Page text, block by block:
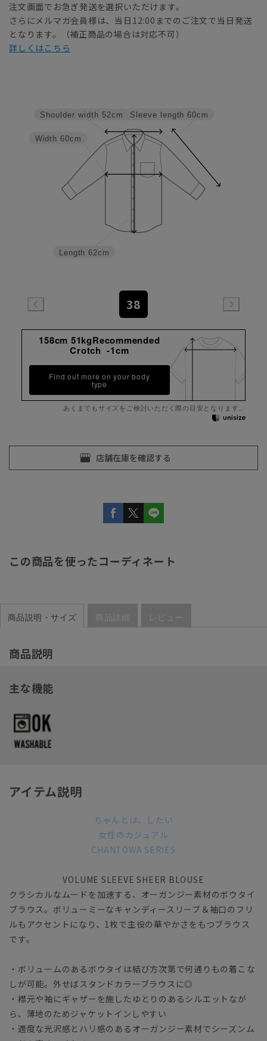
注文画面でお急ぎ発送を選択いただけます。
さらにメルマガ会員様は、当日12:00までのご注文で当日発送
となります。（補正商品の場合は対応不可）
詳しくはこちら
Sleeve length 60cm
Length 62cm
Width 60cm
Shoulder width 52cm
38
158cm 51kgRecommended
Crotch -1cm
Find out more on your body
type
あくまでもサイズをご検討いただく際の目安となります。
この商品を使ったコーディネート
商品説明・サイズ 商品詳細 レビュー
商品説明
主な機能
アイテム説明
ちゃんとは、したい
女性のカジュアル
CHANTOWA SERIES
VOLUME SLEEVE SHEER BLOUSE
クラシカルなムードを加速する、オーガンジー素材のボウタイ
ブラウス。ボリューミーなキャンディースリーブ＆袖口のフリ
ルもアクセントになり、1枚で主役の華やかさをもつブラウス
です。
・ボリュームのあるボウタイは結び方次第で何通りもの着こな
しが可能。外せばスタンドカラーブラウスに◎
・襟元や袖にギャザーを施したゆとりのあるシルエットなが
ら、薄地のためジャケットインしやすい
・適度な光沢感とハリ感のあるオーガンジー素材でシーズンム